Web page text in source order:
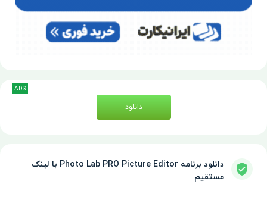
دانلود
ADS
دانلود برنامه Photo Lab PRO Picture Editor با لینک
مستقیم